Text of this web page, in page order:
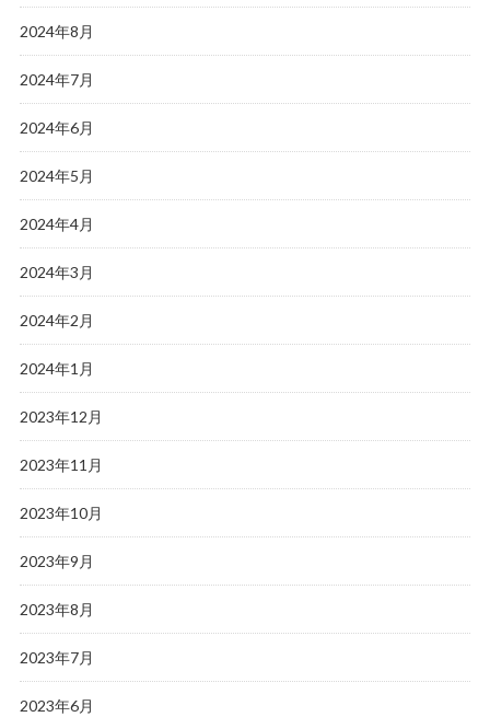
2024年8月
2024年7月
2024年6月
2024年5月
2024年4月
2024年3月
2024年2月
2024年1月
2023年12月
2023年11月
2023年10月
2023年9月
2023年8月
2023年7月
2023年6月